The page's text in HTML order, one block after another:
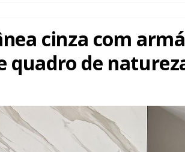
cinza com
quadro de